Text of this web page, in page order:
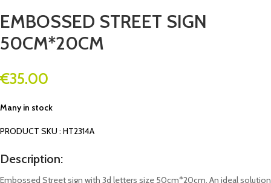
EMBOSSED STREET SIGN
50CM*20CM
€35.00
Many in stock
PRODUCT SKU : HT2314A
Description:
Embossed Street sign with 3d letters size 50cm*20cm. An ideal solution